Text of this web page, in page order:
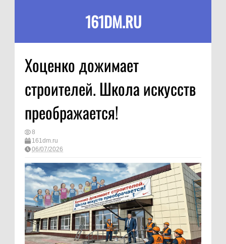
161DM.RU
Хоценко дожимает
строителей. Школа искусств
преображается!
8
161dm.ru
06/07/2026